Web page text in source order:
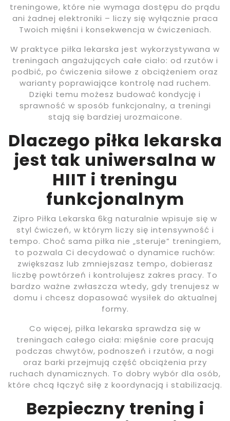
treningowe, które nie wymaga dostępu do prądu
ani żadnej elektroniki – liczy się wyłącznie praca
Twoich mięśni i konsekwencja w ćwiczeniach.
W praktyce piłka lekarska jest wykorzystywana w
treningach angażujących całe ciało: od rzutów i
podbić, po ćwiczenia siłowe z obciążeniem oraz
warianty poprawiające kontrolę nad ruchem.
Dzięki temu możesz budować kondycję i
sprawność w sposób funkcjonalny, a treningi
stają się bardziej urozmaicone.
Dlaczego piłka lekarska
jest tak uniwersalna w
HIIT i treningu
funkcjonalnym
Zipro Piłka Lekarska 6kg naturalnie wpisuje się w
styl ćwiczeń, w którym liczy się intensywność i
tempo. Choć sama piłka nie „steruje” treningiem,
to pozwala Ci decydować o dynamice ruchów:
zwiększasz lub zmniejszasz tempo, dobierasz
liczbę powtórzeń i kontrolujesz zakres pracy. To
bardzo ważne zwłaszcza wtedy, gdy trenujesz w
domu i chcesz dopasować wysiłek do aktualnej
formy.
Co więcej, piłka lekarska sprawdza się w
treningach całego ciała: mięśnie core pracują
podczas chwytów, podnoszeń i rzutów, a nogi
oraz barki przejmują część obciążenia przy
ruchach dynamicznych. To dobry wybór dla osób,
które chcą łączyć siłę z koordynacją i stabilizacją.
Bezpieczny trening i